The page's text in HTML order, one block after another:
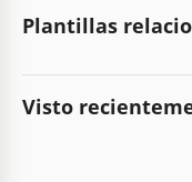
Plantillas
Visto